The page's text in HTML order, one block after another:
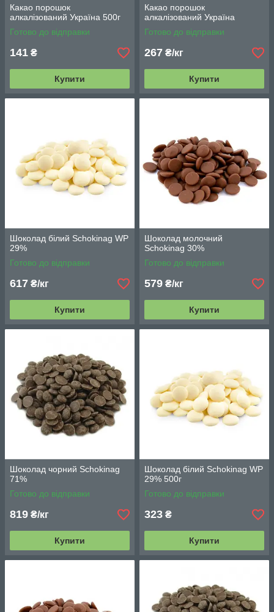
Какао порошок
алкалізований Україна 500г
Готово до відправки
141 ₴
Купити
Какао порошок
алкалізований Україна
Готово до відправки
267 ₴/кг
Купити
Шоколад білий Schokinag WP
29%
Готово до відправки
617 ₴/кг
Купити
Шоколад молочний
Schokinag 30%
Готово до відправки
579 ₴/кг
Купити
Шоколад чорний Schokinag
71%
Готово до відправки
819 ₴/кг
Купити
Шоколад білий Schokinag WP
29% 500г
Готово до відправки
323 ₴
Купити